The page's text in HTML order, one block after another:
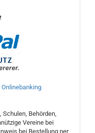
Behörden,
Vereine bei
bei Bestellung per